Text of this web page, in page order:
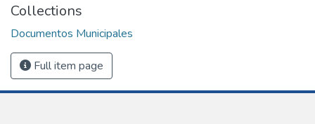
Collections
Documentos Municipales
Full item page